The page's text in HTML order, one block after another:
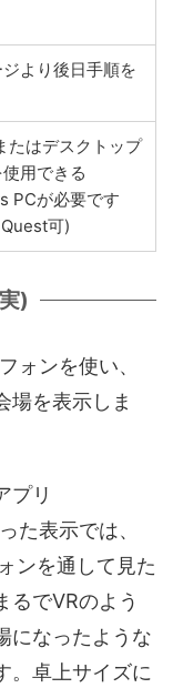
より後日手順を
たはデスクトップ
用できる
PCが必要です
可)
)
ォンを使い、
場を表示しま
プリ
た表示では、
ンを通して見た
るでVRのよう
になったような
。卓上サイズに